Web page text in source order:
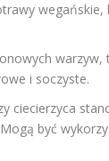
wegańskie,
warzyw,
i soczyste.
ciecierzyca
być